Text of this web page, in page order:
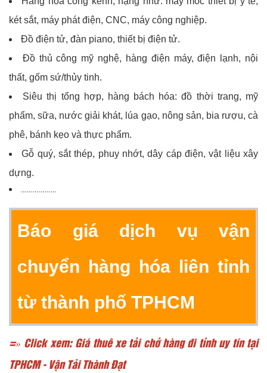
két sắt, máy phát điện, CNC, máy công nghiệp.
Đồ điện tử, đàn piano, thiết bị điện tử.
Đồ thủ công mỹ nghệ, hàng điện máy, điện lạnh, nội
thất, gốm sứ/thủy tinh.
Siêu thị tổng hợp, hàng bách hóa: đồ thời trang, mỹ
phẩm, sữa, nước giải khát, lúa gạo, nông sản, bia rượu, cà
phê, bánh kẹo và thực phẩm.
Gỗ quý, sắt thép, phuy nhớt, dây cáp điện, vật liệu xây
dựng.
……………...
Báo giá dịch vụ vận
chuyển hàng hóa liên tỉnh
từ thành phố TPHCM
=» Click xem: Giá thuê xe tải chở hàng đi tỉnh uy tín tại
TPHCM - Vận Tải Thành Đạt